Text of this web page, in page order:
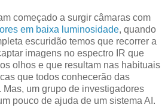
começado a surgir câmaras com
em baixa luminosidade, quando
escuridão temos que recorrer a
imagens no espectro IR que
olhos e que resultam nas habituais
que todos conhecerão das
um grupo de investigadores
pouco de ajuda de um sistema AI.